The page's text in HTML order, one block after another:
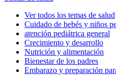
Ver todos los temas de salud
Cuidado de bebés y niños
atención pediátrica general
Crecimiento y desarrollo
Nutrición y alimentación
Bienestar de los padres
Embarazo y preparación